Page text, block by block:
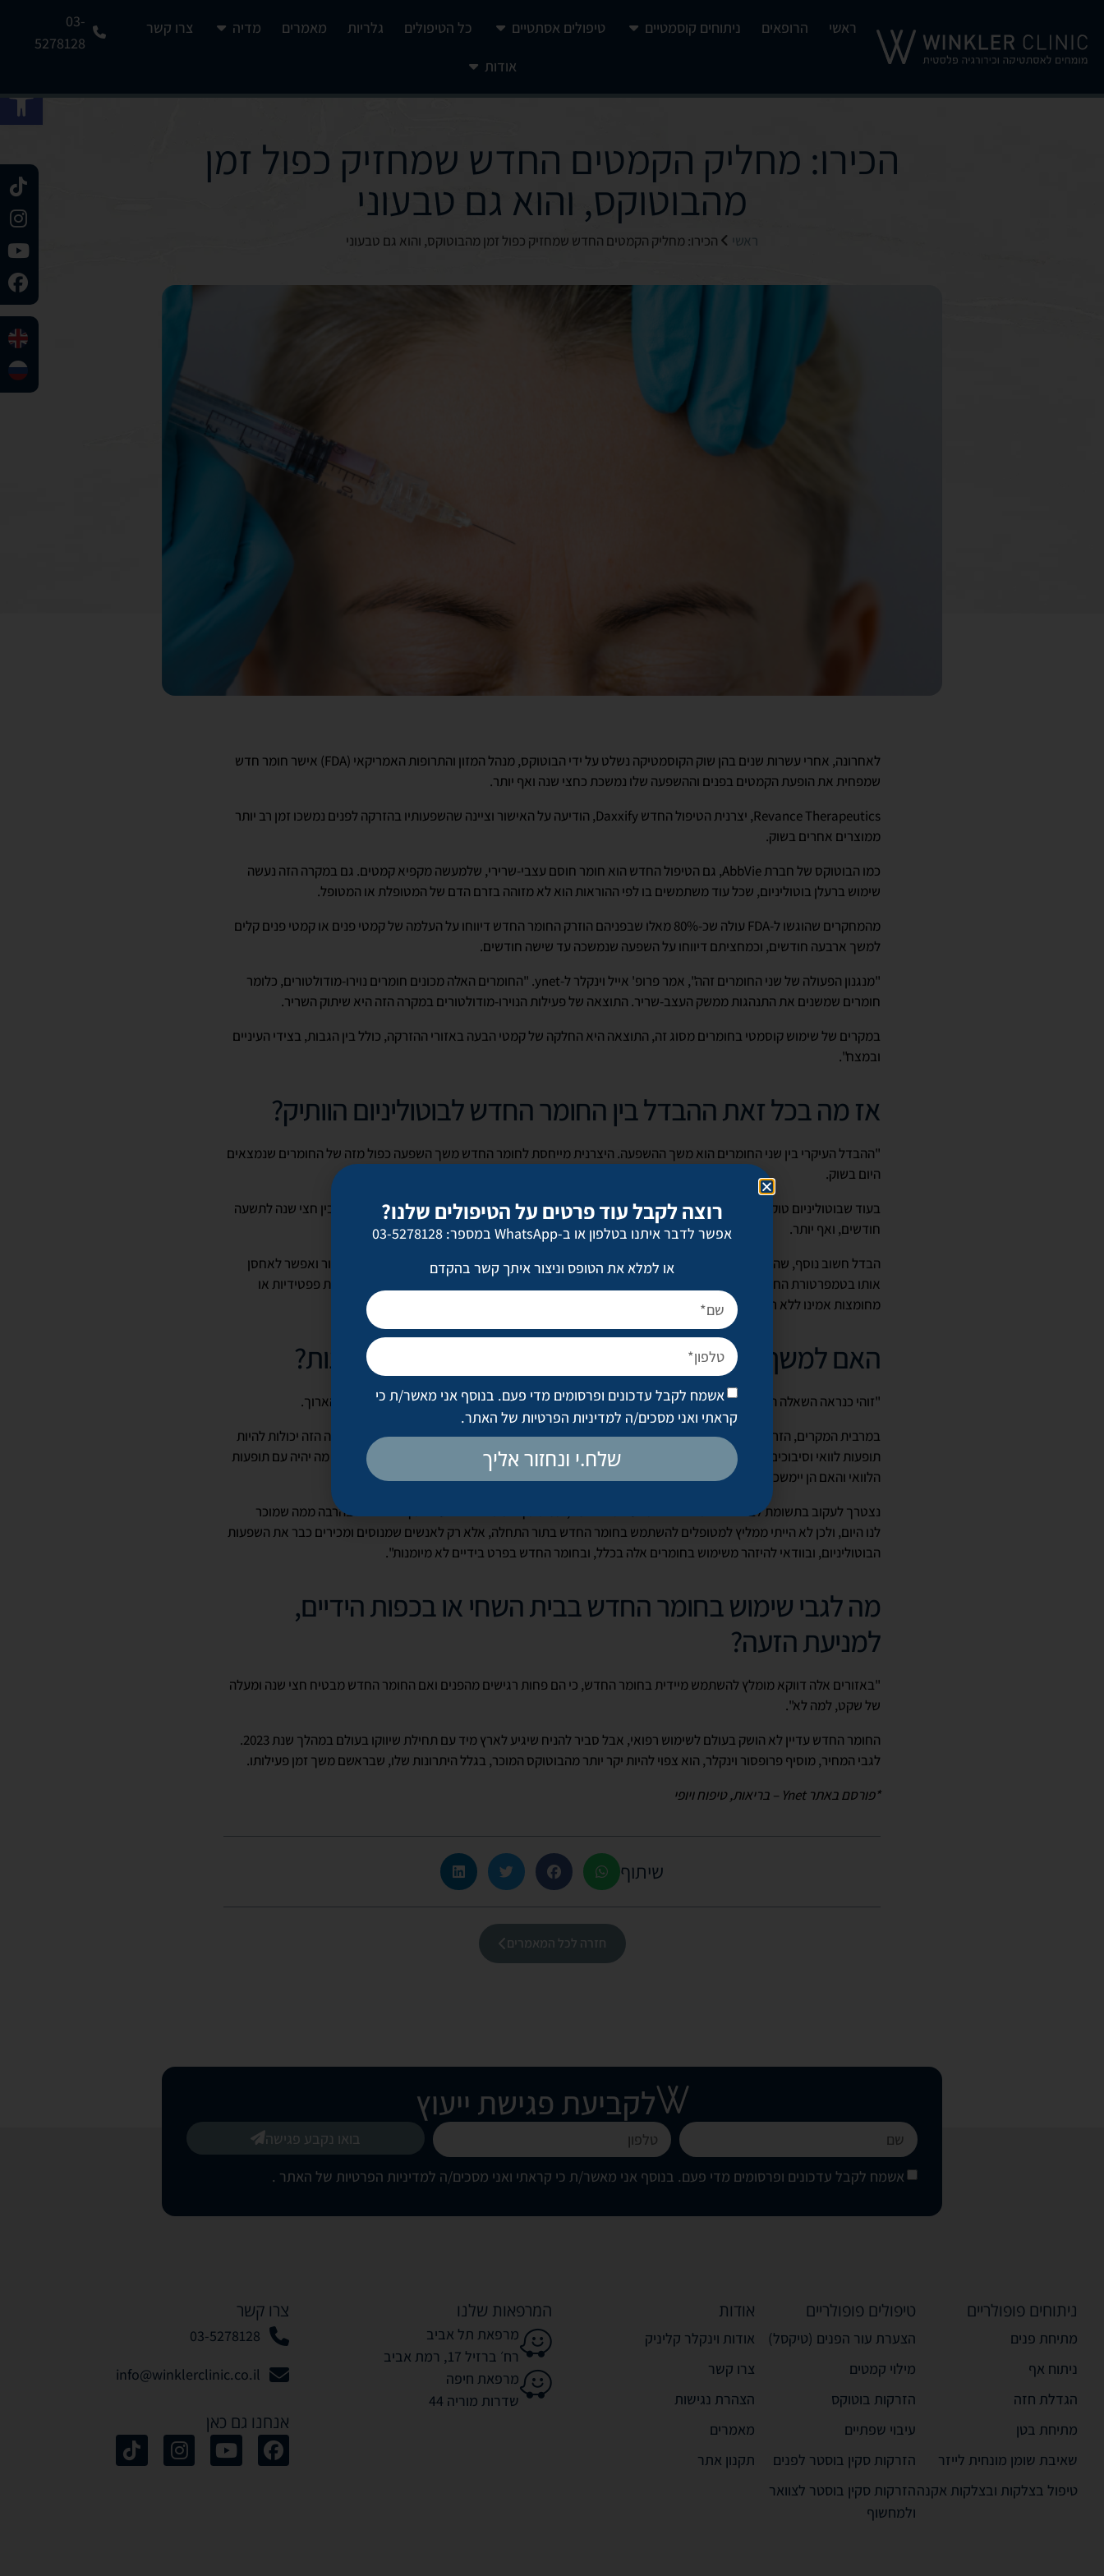
ראשי הרופאים ניתוחים קוסמטיים טיפולים אסתטיים כל הטיפולים גלריות מאמרים מדיה צרו קשר
אודות
03-
5278128
הכירו: מחליק הקמטים החדש שמחזיק כפול זמן
מהבוטוקס, והוא גם טבעוני
ראשי הכירו: מחליק הקמטים החדש שמחזיק כפול זמן מהבוטוקס, והוא גם טבעוני
לאחרונה, אחרי עשרות שנים בהן שוק הקוסמטיקה נשלט על ידי הבוטוקס, מנהל המזון והתרופות האמריקאי (FDA) אישר חומר חדש
שמפחית את הופעת הקמטים בפנים וההשפעה שלו נמשכת כחצי שנה ואף יותר.
Revance Therapeutics, יצרנית הטיפול החדשDaxxify, הודיעה על האישור וציינה שהשפעותיו בהזרקה לפנים נמשכו זמן רב יותר
ממוצרים אחרים בשוק.
כמו הבוטוקס של חברתAbbVie, גם הטיפול החדש הוא חומר חוסם עצבי-שרירי, שלמעשה מקפיא קמטים. גם במקרה הזה נעשה
שימוש ברעלן בוטוליניום, שכל עוד משתמשים בו לפי ההוראות הוא לא מזוהה בזרם הדם של המטופלת או המטופל.
מהמחקרים שהוגשו ל-FDA
עולה שכ-80% מאלו שבפניהם הוזרק החומר החדש דיווחו על העלמה של קמטי פנים או קמטי פנים קלים
למשך ארבעה חודשים, וכמחציתם דיווחו על השפעה שנמשכה עד שישה חודשים.
"מנגנון הפעולה של שני החומרים זהה", אמר פרופ' אייל וינקלר ל-ynet. "החומרים האלה מכונים חומרים נוירו-מודולטורים, כלומר
חומרים שמשנים את התנהגות ממשק העצב-שריר. התוצאה של פעילות הנוירו-מודולטורים במקרה הזה היא שיתוק השריר.
במקרים של שימוש קוסמטי בחומרים מסוג זה, התוצאה היא החלקה של קמטי הבעה באזורי ההזרקה, כולל בין הגבות, בצידי העיניים
ובמצח".
אז מה בכל זאת ההבדל בין החומר החדש לבוטוליניום הוותיק?
"ההבדל העיקרי בין שני החומרים הוא משך ההשפעה. היצרנית מייחסת לחומר החדש משך השפעה כפול מזה של החומרים שנמצאים
היום בשוק.
בעוד שבוטוליניום טוקסין משפיע בממוצע בין שלושה לחמישה חודשים, היצרנית טוענת שהחומר החדש מחזיק בין חצי שנה לתשעה
חודשים, ואף יותר.
הבדל חשוב נוסף, שהוא משמעותי בעיקר לרופאים המטפלים, הוא שבשונה מבוטוליניוםDaxxify
לא מצריך קירור ואפשר לאחסן
אותו בטמפרטורת החדר. כמו כן, הטבעונים שבינינו ישמחו לדעת שבניגוד לבוטוליניום,
מופק ממולקולות פפטידיות או
מחומצות אמינו ללא רכיבים מהחי".
האם למשך ההשפעה הכפול יש רק יתרונות או גם חסרונות?
"זוהי כנראה השאלה החשובה ביותר. גם הרופאים וגם המטופלים צריכים לשים לב למשמעות של זמן ההשפעה הארוך.
במרבית המקרים, הזרקת הבוטוליניום היא מוצלחת ומעוררת שביעות רצון גבוהה, אבל כמו בכל טיפול, גם במקרה הזה יכולות להיות
תופעות לוואי וסיבוכים. לרוב, אנחנו נתקלים בצניחת עפעף, גבה קופצת, כאבי ראש או עיוות בחיוך. השאלה היא מה יהיה עם תופעות
הלוואי והאם הן יימשכו עד תום ההשפעה של החומר.
נצטרך לעקוב בתשומת לב ובזהירות אחרי ההשפעה של החומר, שמשתק את שרירי ההבעה לתקופה ארוכה בהרבה ממה שמוכר
לנו היום, ולכן לא הייתי ממליץ למטופלים להשתמש בחומר החדש בתור התחלה, אלא רק לאנשים שמנוסים ומכירים כבר את השפעות
הבוטוליניום, ובוודאי להיזהר משימוש בחומרים אלה בכלל, ובחומר החדש בפרט בידיים לא מיומנות".
מה לגבי שימוש בחומר החדש בבית השחי או בכפות הידיים,
למניעת הזעה?
"באזורים אלה דווקא מומלץ להשתמש מיידית בחומר החדש, כי הם פחות רגישים מהפנים ואם החומר החדש מבטיח חצי שנה ומעלה
של שקט, למה לא".
החומר החדש עדיין לא הושק בעולם לשימוש רפואי, אבל סביר להניח שיגיע לארץ מיד עם תחילת שיווקו בעולם במהלך שנת 2023.
לגבי המחיר, מוסיף פרופסור וינקלר, הוא צפוי להיות יקר יותר מהבוטוקס המוכר, בגלל היתרונות שלו, שבראשם משך זמן פעילותו.
*פורסם באתר Ynet – בריאות, טיפוח ויופי
שיתוף
חזרה לכל המאמרים
לקביעת פגישת ייעוץ
אשמח לקבל עדכונים ופרסומים מדי פעם. בנוסף אני מאשר/ת כי קראתי ואני מסכים/ה למדיניות הפרטיות של האתר .
בואו נקבע פגישה
ניתוחים פופולריים
מתיחת פנים
ניתוח אף
הגדלת חזה
מתיחת בטן
שאיבת שומן מונחית לייזר
טיפול בצלקות ובצלקות אקנה
טיפולים פופולריים
הצערת עור הפנים (טיקסל)
מילוי קמטים
הזרקות בוטוקס
עיבוי שפתיים
הזרקות סקין בוסטר לפנים
הזרקות סקין בוסטר לצוואר
ולמחשוף
אודות
אודות וינקלר קליניק
צרו קשר
הצהרת נגישות
מאמרים
תקנון אתר
המרפאות שלנו
מרפאת תל אביב
רח׳ ברזיל 17, רמת אביב
מרפאת חיפה
שדרות מוריה 44
צרו קשר
03-5278128
info@winklerclinic.co.il
אנחנו גם כאן
רוצה לקבל עוד פרטים על הטיפולים שלנו?
אפשר לדבר איתנו בטלפון או ב-WhatsApp במספר: 03-5278128
או למלא את הטופס וניצור איתך קשר בהקדם
אשמח לקבל עדכונים ופרסומים מדי פעם. בנוסף אני מאשר/ת כי
קראתי ואני מסכים/ה למדיניות הפרטיות של האתר.
שלח.י ונחזור אליך